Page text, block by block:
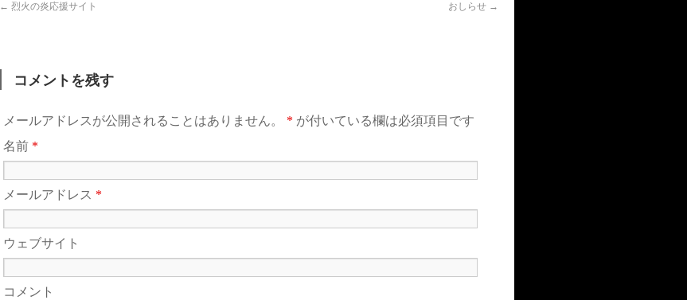
← 烈火の炎応援サイト おしらせ →
コメントを残す
メールアドレスが公開されることはありません。 * が付いている欄は必須項目です
名前 *
メールアドレス *
ウェブサイト
コメント